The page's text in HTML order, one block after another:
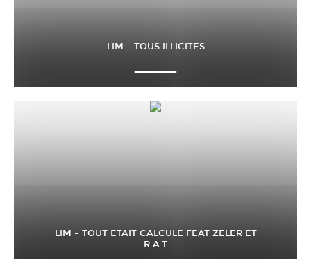
LIM – TOUS ILLICITES
LIM – TOUT ETAIT CALCULE FEAT ZELER ET
R.A.T